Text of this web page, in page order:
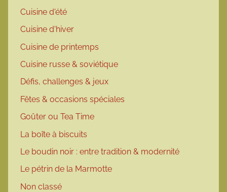
Cuisine d'été
Cuisine d'hiver
Cuisine de printemps
Cuisine russe & soviétique
Défis, challenges & jeux
Fêtes & occasions spéciales
Goûter ou Tea Time
La boîte à biscuits
Le boudin noir : entre tradition & modernité
Le pétrin de la Marmotte
Non classé